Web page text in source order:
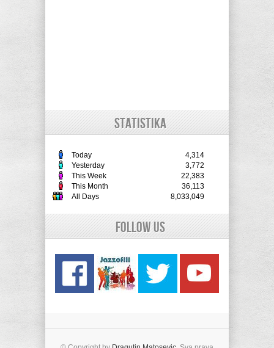
STATISTIKA
Today
4,314
Yesterday
3,772
This Week
22,383
This Month
36,113
All Days
8,033,049
Follow Us